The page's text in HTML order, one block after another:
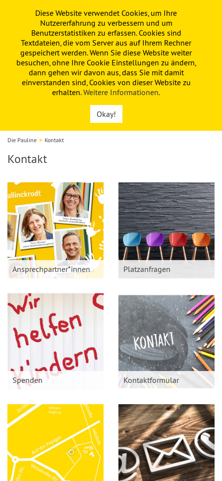
PAULINE KITA FÖRDERVEREIN
Die Pauline Kontakt
Kontakt
Ansprechpartner*innen Platzanfragen
Spenden Kontaktformular
Diese Website verwendet Cookies, um Ihre
Nutzererfahrung zu verbessern und um
Benutzerstatistiken zu erfassen. Cookies sind
Textdateien, die vom Server aus auf Ihrem Rechner
gespeichert werden. Wenn Sie diese Website weiter
besuchen, ohne Ihre Cookie Einstellungen zu ändern,
dann gehen wir davon aus, dass Sie mit damit
einverstanden sind, Cookies von dieser Website zu
erhalten.Weitere Informationen.
Okay!